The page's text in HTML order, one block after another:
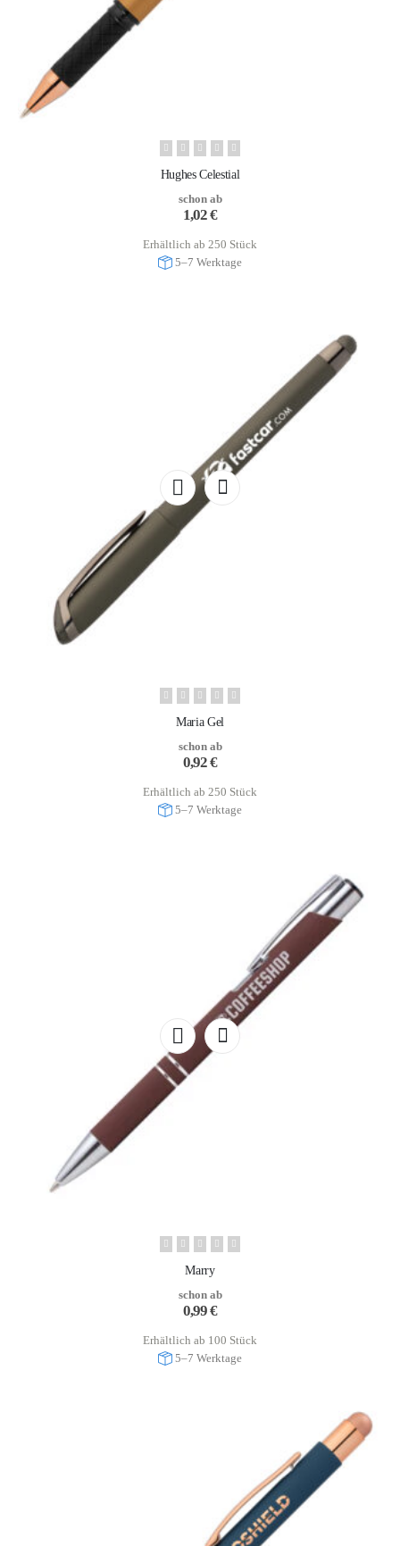
Hughes Celestial
schon ab
1,02€
Erhältlich ab 250 Stück
5–7 Werktage
Maria Gel
schon ab
0,92€
Erhältlich ab 250 Stück
5–7 Werktage
Marry
schon ab
0,99€
Erhältlich ab 100 Stück
5–7 Werktage